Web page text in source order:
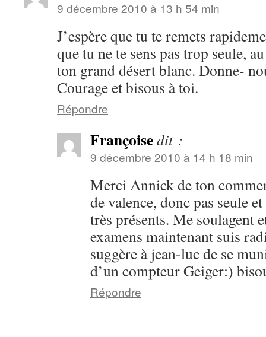
9 décembre 2010 à 13 h 54 min
J’espère que tu te remets
que tu ne te sens pas trop seule,
ton grand désert blanc. Donne-
Courage et bisous à toi.
Répondre
Françoisedit :
9 décembre 2010 à 14 h 18 min
Merci Annick de ton
de valence, donc pas seule
très présents. Me soulagent
examens maintenant suis
suggère à jean-luc de se
d’un compteur Geiger:)
Répondre